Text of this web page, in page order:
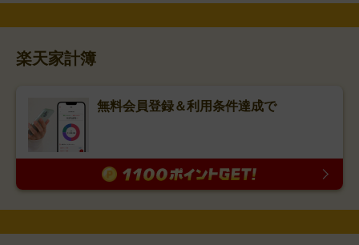
楽天家計簿
無料会員登録＆利用条件達成で